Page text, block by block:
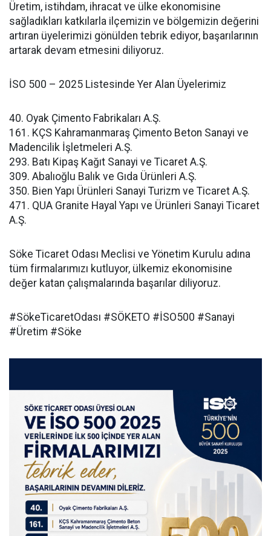
Üretim, istihdam, ihracat ve ülke ekonomisine
sağladıkları katkılarla ilçemizin ve bölgemizin değerini
artıran üyelerimizi gönülden tebrik ediyor, başarılarının
artarak devam etmesini diliyoruz.
İSO 500 – 2025 Listesinde Yer Alan Üyelerimiz
40. Oyak Çimento Fabrikaları A.Ş.
161. KÇS Kahramanmaraş Çimento Beton Sanayi ve
Madencilik İşletmeleri A.Ş.
293. Batı Kipaş Kağıt Sanayi ve Ticaret A.Ş.
309. Abalıoğlu Balık ve Gıda Ürünleri A.Ş.
350. Bien Yapı Ürünleri Sanayi Turizm ve Ticaret A.Ş.
471. QUA Granite Hayal Yapı ve Ürünleri Sanayi Ticaret
A.Ş.
Söke Ticaret Odası Meclisi ve Yönetim Kurulu adına
tüm firmalarımızı kutluyor, ülkemiz ekonomisine
değer katan çalışmalarında başarılar diliyoruz.
#SökeTicaretOdası #SÖKETO #İSO500 #Sanayi
#Üretim #Söke